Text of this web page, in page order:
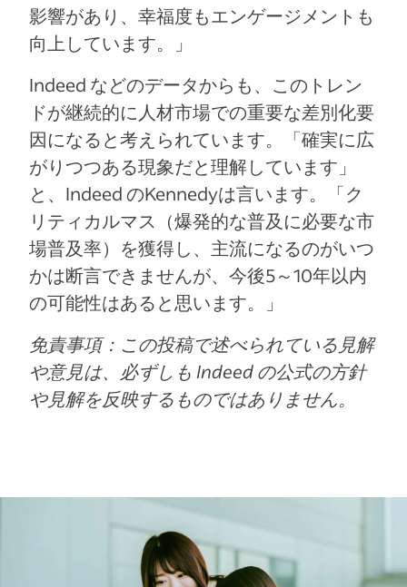
影響があり、幸福度もエンゲージメントも
向上しています。」
Indeed などのデータからも、このトレン
ドが継続的に人材市場での重要な差別化要
因になると考えられています。「確実に広
がりつつある現象だと理解しています」
と、Indeed のKennedyは言います。「ク
リティカルマス（爆発的な普及に必要な市
場普及率）を獲得し、主流になるのがいつ
かは断言できませんが、今後5～10年以内
の可能性はあると思います。」
免責事項：この投稿で述べられている見解
や意見は、必ずしも Indeed の公式の方針
や見解を反映するものではありません。